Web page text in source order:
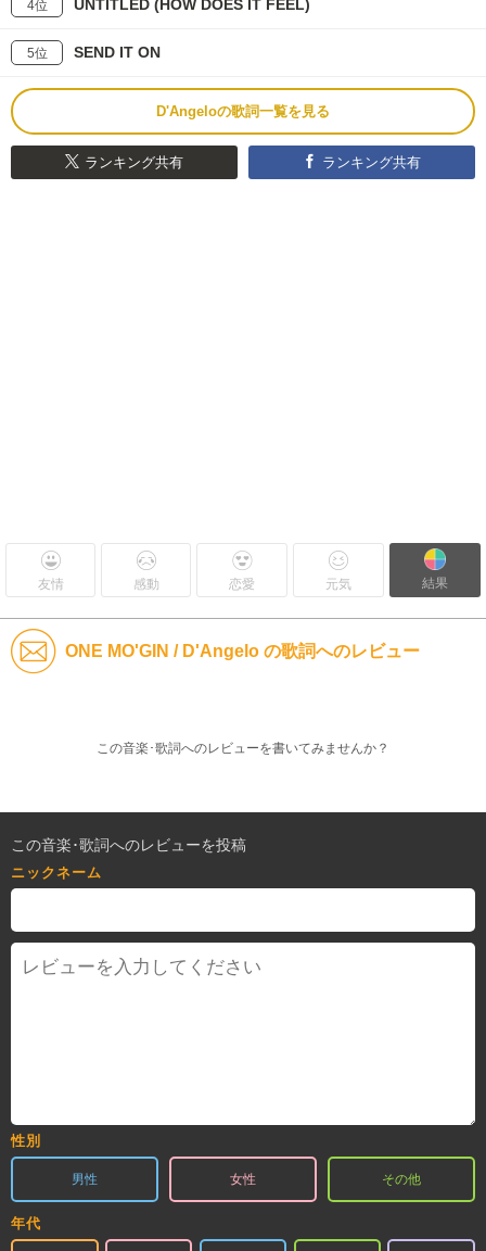
4位 UNTITLED (HOW DOES IT FEEL)
5位 SEND IT ON
D'Angeloの歌詞一覧を見る
ランキング共有 ランキング共有
友情 感動 恋愛 元気 結果
ONE MO'GIN / D'Angelo の歌詞へのレビュー
この音楽･歌詞へのレビューを書いてみませんか？
この音楽･歌詞へのレビューを投稿
ニックネーム
性別
男性 女性 その他
年代